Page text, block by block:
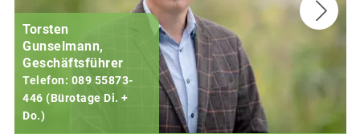
Torsten
Gunselmann,
Geschäftsführer
Telefon: 089 55873-
446 (Bürotage Di. +
Do.)